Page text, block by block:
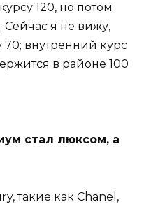
120, но потом
Сейчас я не вижу,
70; внутренний курс
в районе 100
стал люксом, а
такие как Chanel,